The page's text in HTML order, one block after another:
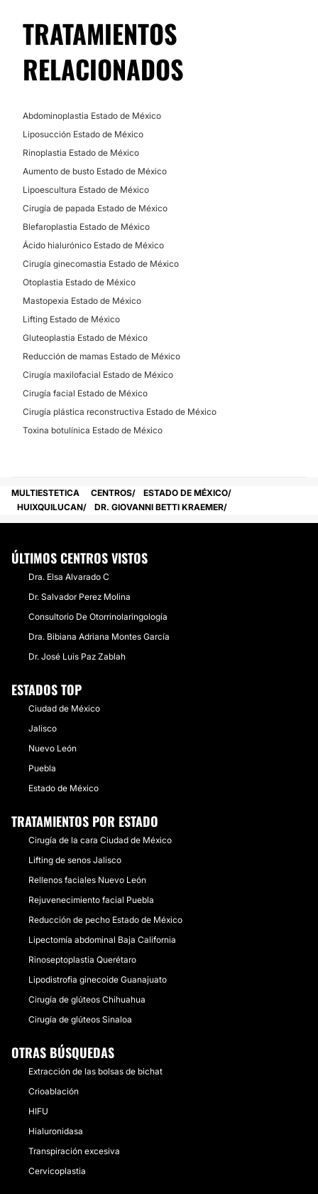
TRATAMIENTOS
RELACIONADOS
Abdominoplastia Estado de México
Liposucción Estado de México
Rinoplastia Estado de México
Aumento de busto Estado de México
Lipoescultura Estado de México
Cirugía de papada Estado de México
Blefaroplastia Estado de México
Ácido hialurónico Estado de México
Cirugía ginecomastia Estado de México
Otoplastia Estado de México
Mastopexia Estado de México
Lifting Estado de México
Gluteoplastia Estado de México
Reducción de mamas Estado de México
Cirugía maxilofacial Estado de México
Cirugía facial Estado de México
Cirugía plástica reconstructiva Estado de México
Toxina botulínica Estado de México
MULTIESTETICA CENTROS
ESTADO DE MÉXICO
HUIXQUILUCAN
DR. GIOVANNI BETTI KRAEMER
ÚLTIMOS CENTROS VISTOS
Dra. Elsa Alvarado C
Dr. Salvador Perez Molina
Consultorio De Otorrinolaringología
Dra. Bibiana Adriana Montes García
Dr. José Luis Paz Zablah
ESTADOS TOP
Ciudad de México
Jalisco
Nuevo León
Puebla
Estado de México
TRATAMIENTOS POR ESTADO
Cirugía de la cara Ciudad de México
Lifting de senos Jalisco
Rellenos faciales Nuevo León
Rejuvenecimiento facial Puebla
Reducción de pecho Estado de México
Lipectomía abdominal Baja California
Rinoseptoplastia Querétaro
Lipodistrofia ginecoide Guanajuato
Cirugía de glúteos Chihuahua
Cirugía de glúteos Sinaloa
OTRAS BÚSQUEDAS
Extracción de las bolsas de bichat
Crioablación
HIFU
Hialuronidasa
Transpiración excesiva
Cervicoplastia